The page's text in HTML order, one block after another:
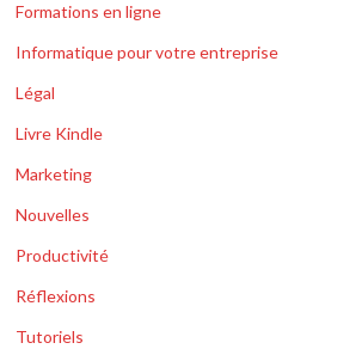
Formations en ligne
Informatique pour votre entreprise
Légal
Livre Kindle
Marketing
Nouvelles
Productivité
Réflexions
Tutoriels